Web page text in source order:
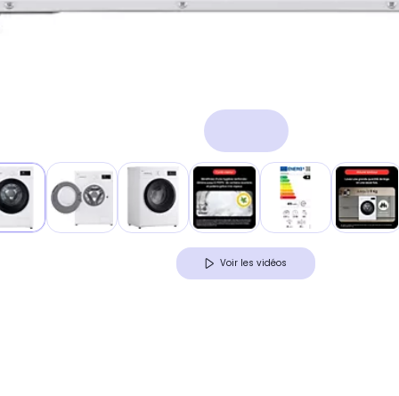
Voir les vidéos